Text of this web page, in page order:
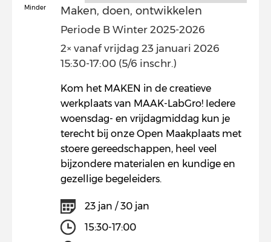
Minder Maken, doen, ontwikkelen
Periode B Winter 2025-2026
2× vanaf vrijdag 23 januari 2026
15:30-17:00 (5/6 inschr.)
Kom het MAKEN in de creatieve
werkplaats van MAAK-LabGro! Iedere
woensdag- en vrijdagmiddag kun je
terecht bij onze Open Maakplaats met
stoere gereedschappen, heel veel
bijzondere materialen en kundige en
gezellige begeleiders.
23 jan / 30 jan
15:30-17:00